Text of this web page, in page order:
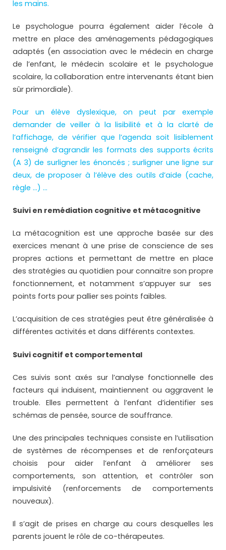
les mains.
Le psychologue pourra également aider l’école à
mettre en place des aménagements pédagogiques
adaptés (en association avec le médecin en charge
de l’enfant, le médecin scolaire et le psychologue
scolaire, la collaboration entre intervenants étant bien
sûr primordiale).
Pour un élève dyslexique, on peut par exemple
demander de veiller à la lisibilité et à la clarté de
l’affichage, de vérifier que l’agenda soit lisiblement
renseigné d’agrandir les formats des supports écrits
(A 3) de surligner les énoncés ; surligner une ligne sur
deux, de proposer à l’élève des outils d’aide (cache,
règle …) …
Suivi en remédiation cognitive et métacognitive
La métacognition est une approche basée sur des
exercices menant à une prise de conscience de ses
propres actions et permettant de mettre en place
des stratégies au quotidien pour connaitre son propre
fonctionnement, et notamment s’appuyer sur ses
points forts pour pallier ses points faibles.
L’acquisition de ces stratégies peut être généralisée à
différentes activités et dans différents contextes.
Suivi cognitif et comportemental
Ces suivis sont axés sur l’analyse fonctionnelle des
facteurs qui induisent, maintiennent ou aggravent le
trouble. Elles permettent à l’enfant d’identifier ses
schémas de pensée, source de souffrance.
Une des principales techniques consiste en l’utilisation
de systèmes de récompenses et de renforçateurs
choisis pour aider l’enfant à améliorer ses
comportements, son attention, et contrôler son
impulsivité (renforcements de comportements
nouveaux).
Il s’agit de prises en charge au cours desquelles les
parents jouent le rôle de co-thérapeutes.